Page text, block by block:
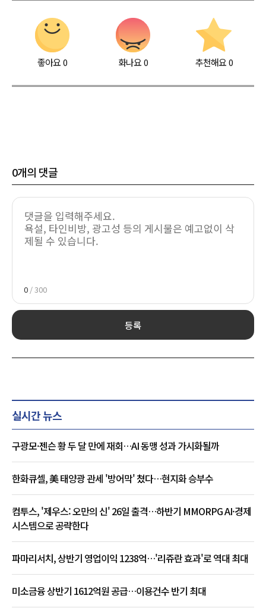
좋아요0 화나요0 추천해요 0
0개의 댓글
0 / 300
등록
실시간 뉴스
구광모·젠슨 황 두 달 만에 재회…AI 동맹 성과 가시화될까
한화큐셀, 美 태양광 관세 '방어막' 쳤다…현지화 승부수
컴투스, '제우스: 오만의 신' 26일 출격…하반기 MMORPG AI·경제
시스템으로 공략한다
파마리서치, 상반기 영업이익 1238억…'리쥬란 효과'로 역대 최대
미소금융 상반기 1612억원 공급…이용건수 반기 최대